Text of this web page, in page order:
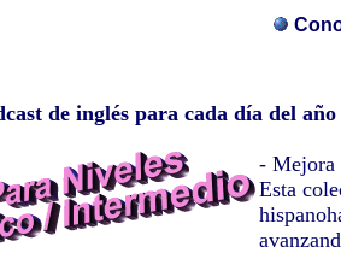
de inglés para cada día del año
- Mejora
Esta